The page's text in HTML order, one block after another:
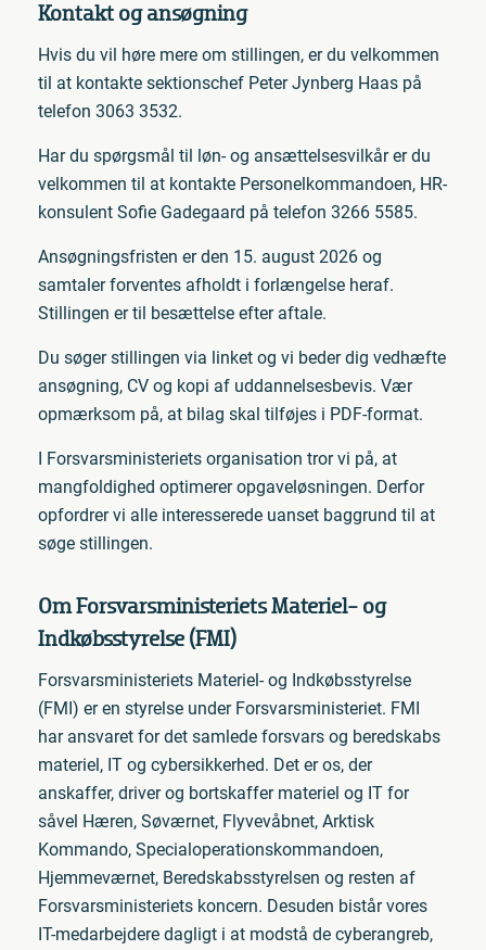
Kontakt og ansøgning
Hvis du vil høre mere om stillingen, er du velkommen
til at kontakte sektionschef Peter Jynberg Haas på
telefon 3063 3532.
Har du spørgsmål til løn- og ansættelsesvilkår er du
velkommen til at kontakte Personelkommandoen, HR-
konsulent Sofie Gadegaard på telefon 3266 5585.
Ansøgningsfristen er den 15. august 2026 og
samtaler forventes afholdt i forlængelse heraf.
Stillingen er til besættelse efter aftale.
Du søger stillingen via linket og vi beder dig vedhæfte
ansøgning, CV og kopi af uddannelsesbevis. Vær
opmærksom på, at bilag skal tilføjes i PDF-format.
I Forsvarsministeriets organisation tror vi på, at
mangfoldighed optimerer opgaveløsningen. Derfor
opfordrer vi alle interesserede uanset baggrund til at
søge stillingen.
Om Forsvarsministeriets Materiel- og
Indkøbsstyrelse (FMI)
Forsvarsministeriets Materiel- og Indkøbsstyrelse
(FMI) er en styrelse under Forsvarsministeriet. FMI
har ansvaret for det samlede forsvars og beredskabs
materiel, IT og cybersikkerhed. Det er os, der
anskaffer, driver og bortskaffer materiel og IT for
såvel Hæren, Søværnet, Flyvevåbnet, Arktisk
Kommando, Specialoperationskommandoen,
Hjemmeværnet, Beredskabsstyrelsen og resten af
Forsvarsministeriets koncern. Desuden bistår vores
IT-medarbejdere dagligt i at modstå de cyberangreb,